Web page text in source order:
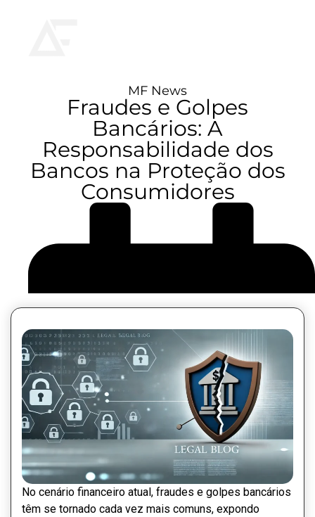
MF News
Fraudes e Golpes
Bancários: A
Responsabilidade dos
Bancos na Proteção dos
Consumidores
No cenário financeiro atual, fraudes e golpes bancários
têm se tornado cada vez mais comuns, expondo